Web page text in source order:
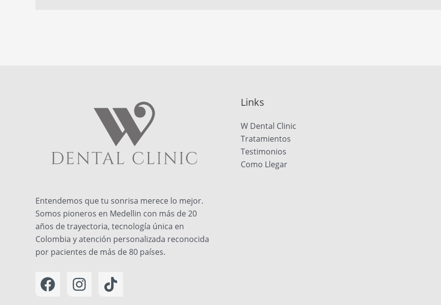
Entendemos que tu sonrisa merece lo mejor.
Somos pioneros en Medellin con más de 20
años de trayectoria, tecnología única en
Colombia y atención personalizada reconocida
por pacientes de más de 80 países.
Links
W Dental Clinic
Tratamientos
Testimonios
Como Llegar